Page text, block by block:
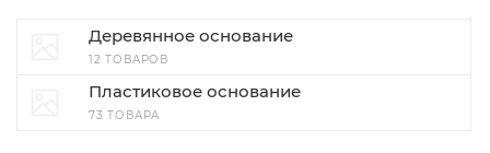
Деревянное основание
12 ТОВАРОВ
Пластиковое основание
73 ТОВАРА